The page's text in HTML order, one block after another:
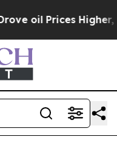
Higher, Trump